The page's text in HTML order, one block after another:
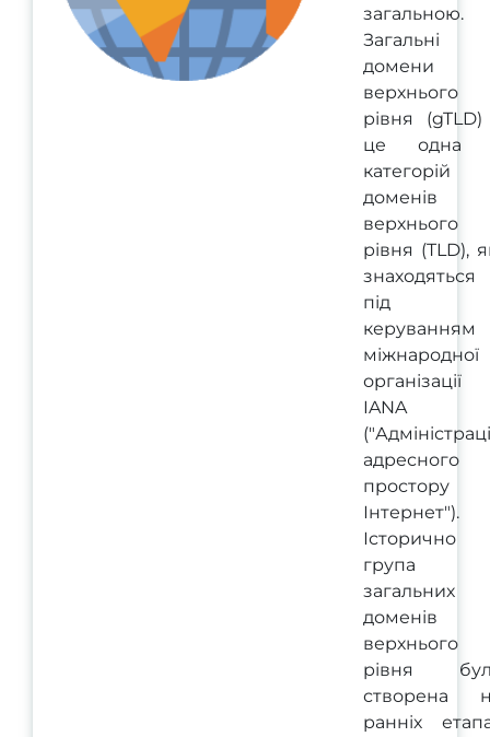
загальною.
Загальні
домени
верхнього
рівня
це одна
категорій
доменів
верхнього
рівня (TLD),
знаходяться
під
керуванням
міжнародної
організації
IANA
адресного
простору
Інтернет").
Історично
група
загальних
доменів
верхнього
рівня
створена
ранніх